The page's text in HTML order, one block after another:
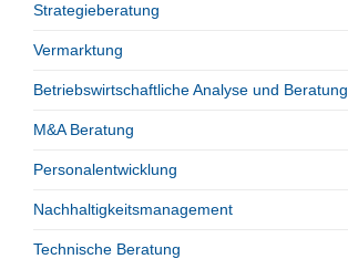
Strategieberatung
Vermarktung
Betriebswirtschaftliche Analyse und Beratung
M&A Beratung
Personalentwicklung
Nachhaltigkeitsmanagement
Technische Beratung